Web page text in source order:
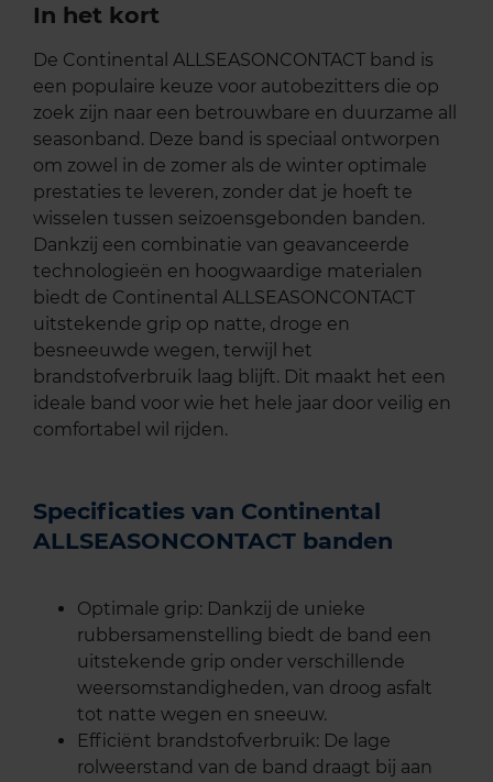
In het kort
De Continental ALLSEASONCONTACT band is
een populaire keuze voor autobezitters die op
zoek zijn naar een betrouwbare en duurzame all
seasonband. Deze band is speciaal ontworpen
om zowel in de zomer als de winter optimale
prestaties te leveren, zonder dat je hoeft te
wisselen tussen seizoensgebonden banden.
Dankzij een combinatie van geavanceerde
technologieën en hoogwaardige materialen
biedt de Continental ALLSEASONCONTACT
uitstekende grip op natte, droge en
besneeuwde wegen, terwijl het
brandstofverbruik laag blijft. Dit maakt het een
ideale band voor wie het hele jaar door veilig en
comfortabel wil rijden.
Specificaties van Continental
ALLSEASONCONTACT banden
Optimale grip: Dankzij de unieke
rubbersamenstelling biedt de band een
uitstekende grip onder verschillende
weersomstandigheden, van droog asfalt
tot natte wegen en sneeuw.
Efficiënt brandstofverbruik: De lage
rolweerstand van de band draagt bij aan